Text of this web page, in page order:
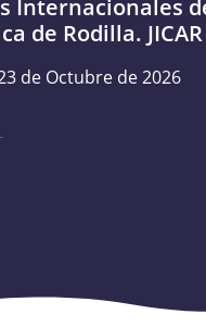
Internacionales
de Rodilla.
de Octubre de 2026